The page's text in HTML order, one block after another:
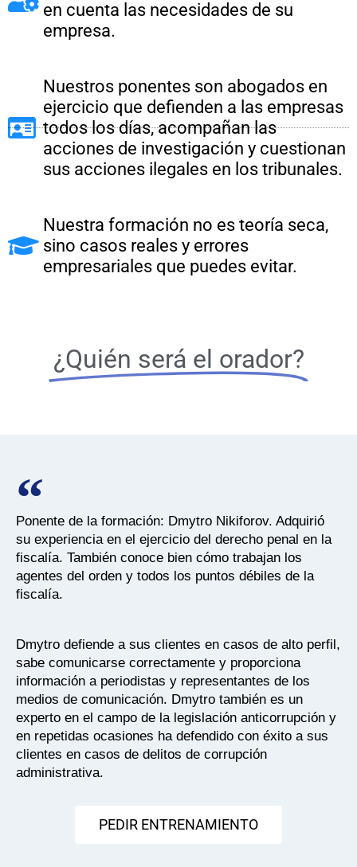
en cuenta las necesidades de su
empresa.
Nuestros ponentes son abogados en
ejercicio que defienden a las empresas
todos los días, acompañan las
acciones de investigación y cuestionan
sus acciones ilegales en los tribunales.
Nuestra formación no es teoría seca,
sino casos reales y errores
empresariales que puedes evitar.
¿Quién será el orador?
Ponente de la formación: Dmytro Nikiforov. Adquirió
su experiencia en el ejercicio del derecho penal en la
fiscalía. También conoce bien cómo trabajan los
agentes del orden y todos los puntos débiles de la
fiscalía.
Dmytro defiende a sus clientes en casos de alto perfil,
sabe comunicarse correctamente y proporciona
información a periodistas y representantes de los
medios de comunicación. Dmytro también es un
experto en el campo de la legislación anticorrupción y
en repetidas ocasiones ha defendido con éxito a sus
clientes en casos de delitos de corrupción
administrativa.
PEDIR ENTRENAMIENTO